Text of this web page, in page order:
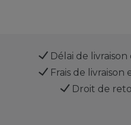
Délai de livraison
Frais de
Droit de